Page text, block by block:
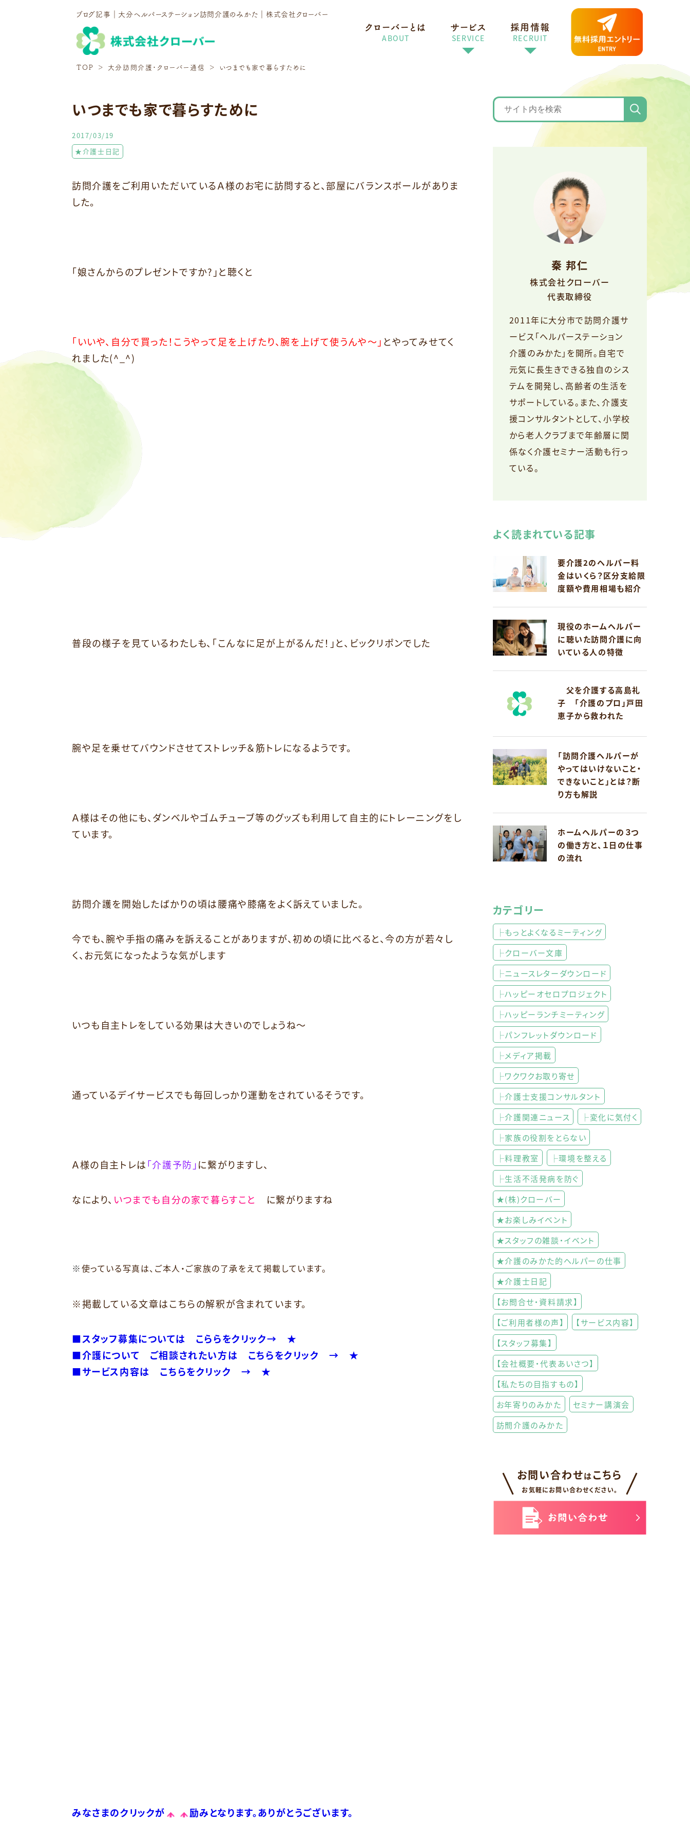
ブログ記事｜大分ヘルパーステーション訪問介護のみかた ｜株式会社クローバー
クローバーとは
ABOUT
サービス
SERVICE
採用情報
RECRUIT
TOP 大分訪問介護・クローバー通信 いつまでも家で暮らすために
いつまでも家で暮らすために
2017/03/19
★介護士日記
訪問介護をご利用いただいているＡ様のお宅に訪問すると、部屋にバランスボールがありま
した。
「娘さんからのプレゼントですか?」と聴くと
「いいや、自分で買った！こうやって足を上げたり、腕を上げて使うんや～」 とやってみせてく
れました(^_^)
普段の様子を見ているわたしも、「こんなに足が上がるんだ！」と、ビックリポンでした
腕や足を乗せてバウンドさせてストレッチ＆筋トレになるようです。
Ａ様はその他にも、ダンベルやゴムチューブ等のグッズも利用して自主的にトレーニングをし
ています。
訪問介護を開始したばかりの頃は腰痛や膝痛をよく訴えていました。
今でも、腕や手指の痛みを訴えることがありますが、初めの頃に比べると、今の方が若々し
く、お元気になったような気がします
いつも自主トレをしている効果は大きいのでしょうね～
通っているデイサービスでも毎回しっかり運動をされているそうです。
Ａ様の自主トレは「介護予防」に繋がりますし、
なにより、 いつまでも自分の家で暮らすこと に繋がりますね
※ 使っている写真は、ご本人・ご家族の了承をえて掲載しています。
※掲載している文章はこちらの解釈が含まれています。
■スタッフ募集については こららをクリック→ ★
■介護について ご相談されたい方は こちらをクリック → ★
■サービス内容は こちらをクリック → ★
みなさまのクリックが 励みとなります。ありがとうございます。
秦 邦仁
株式会社クローバー
代表取締役
2011年に大分市で訪問介護サ
ービス「ヘルパーステーション
介護のみかた」を開所。自宅で
元気に長生きできる独自のシス
テムを開発し、高齢者の生活を
サポートしている。また、介護支
援コンサルタントとして、小学校
から老人クラブまで年齢層に関
係なく介護セミナー活動も行っ
ている。
よく読まれている記事
要介護2のヘルパー料
金はいくら？区分支給限
度額や費用相場も紹介
現役のホームヘルパー
に聴いた訪問介護に向
いている人の特徴
父を介護する高島礼
子 「介護のプロ」戸田
恵子から救われた
「訪問介護ヘルパーが
やってはいけないこと・
できないこと」とは？断
り方も解説
ホームヘルパーの３つ
の働き方と、１日の仕事
の流れ
カテゴリー
├もっとよくなるミーティング
├クローバー文庫
├ニュースレターダウンロード
├ハッピーオセロプロジェクト
├ハッピーランチミーティング
├パンフレットダウンロード
├メディア掲載
├ワクワクお取り寄せ
├介護士支援コンサルタント
├介護関連ニュース
├変化に気付く
├家族の役割をとらない
├料理教室
├環境を整える
├生活不活発病を防ぐ
★(株)クローバー
★お楽しみイベント
★スタッフの雑談・イベント
★介護のみかた的ヘルパーの仕事
★介護士日記
【お問合せ・資料請求】
【ご利用者様の声】
【サービス内容】
【スタッフ募集】
【会社概要・代表あいさつ】
【私たちの目指すもの】
お年寄りのみかた
セミナー講演会
訪問介護のみかた
お問い合わせはこちら
お気軽にお問い合わせください。